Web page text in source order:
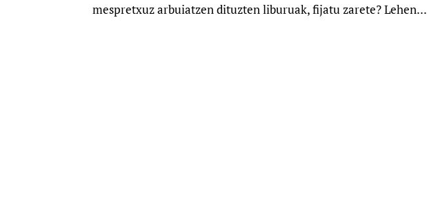
mespretxuz arbuiatzen dituzten liburuak, fijatu zarete? Lehen...